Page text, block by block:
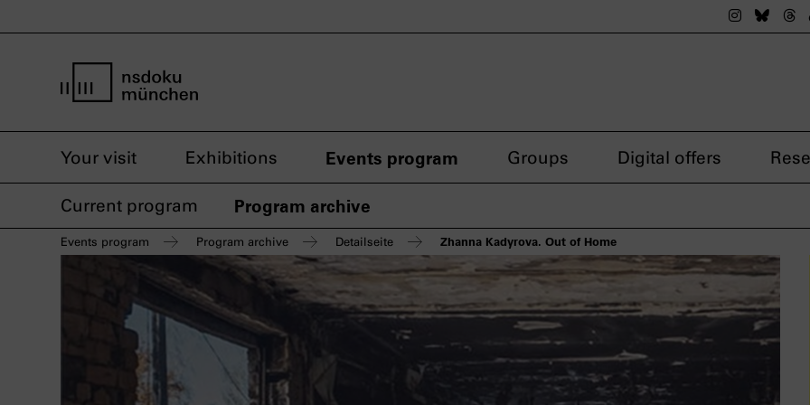
TheThe
Your visit Exhibitions Events program Groups Digital offers
Current program Program archive
Events program Program archive Detailseite Zhanna Kadyrova. Out of Home